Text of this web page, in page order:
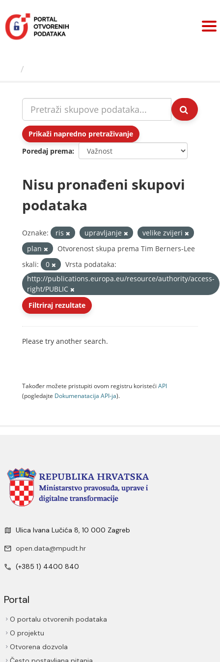
sadržaj
Prikaži napredno pretraživanje
Poredaj prema
Nisu pronađeni skupovi
podataka
Oznake: ris upravljanje
velike zvijeri
plan
Otvorenost skupa prema Tim Berners-Lee
skali:
0
Vrsta podataka:
http://publications.europa.eu/resource/authority/access-
right/PUBLIC
Filtriraj rezultate
Please try another search.
Također možete pristupiti ovom registru koristeći API
(pogledajte Dokumenаtаcijа API-jа).